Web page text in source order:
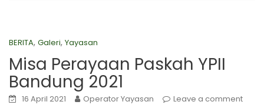
BERITA, Galeri, Yayasan
Misa Perayaan Paskah YPII
Bandung 2021
16 April 2021 Operator Yayasan Leave a comment